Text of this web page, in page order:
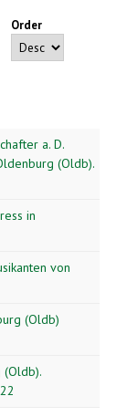
Order
a. D.
(Oldb).
in
von
(Oldb)
(Oldb).